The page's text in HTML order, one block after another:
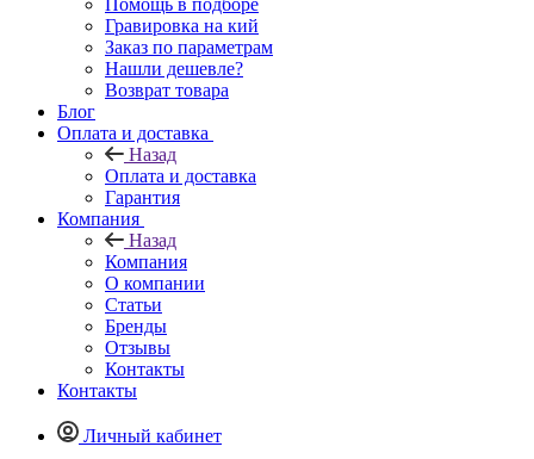
Помощь в подборе
Гравировка на кий
Заказ по параметрам
Нашли дешевле?
Возврат товара
Блог
Оплата и доставка
Назад
Оплата и доставка
Гарантия
Компания
Назад
Компания
О компании
Статьи
Бренды
Отзывы
Контакты
Контакты
Личный кабинет